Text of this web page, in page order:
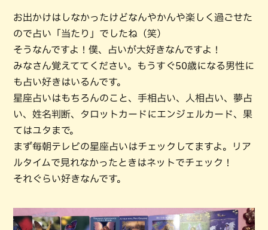
お出かけはしなかったけどなんやかんや楽しく過ごせた
ので占い「当たり」でしたね（笑）
そうなんですよ！僕、占いが大好きなんですよ！
みなさん覚えててください。もうすぐ50歳になる男性に
も占い好きはいるんです。
星座占いはもちろんのこと、手相占い、人相占い、夢占
い、姓名判断、タロットカードにエンジェルカード、果
てはユタまで。
まず毎朝テレビの星座占いはチェックしてますよ。リア
ルタイムで見れなかったときはネットでチェック！
それぐらい好きなんです。